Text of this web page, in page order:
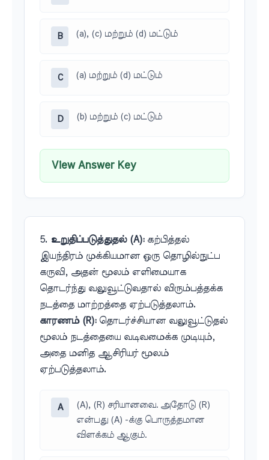
B (a), (c) மற்றும் (d) மட்டும்
C (a) மற்றும் (d) மட்டும்
D (b) மற்றும் (c) மட்டும்
View Answer Key
5. உறுதிப்படுத்துதல் (A):கற்பித்தல்
இயந்திரம் முக்கியமான ஒரு தொழில்நுட்ப
கருவி, அதன் மூலம் எளிமையாக
தொடர்ந்து வலுவூட்டுவதால் விரும்பத்தக்க
நடத்தை மாற்றத்தை ஏற்படுத்தலாம்.
காரணம் (R):தொடர்ச்சியான வலுவூட்டுதல்
மூலம் நடத்தையை வடிவமைக்க முடியும்,
அதை மனித ஆசிரியர் மூலம்
ஏற்படுத்தலாம்.
A
(A), (R) சரியானவை. அதோடு (R)
என்பது (A) -க்கு பொருத்தமான
விளக்கம் ஆகும்.